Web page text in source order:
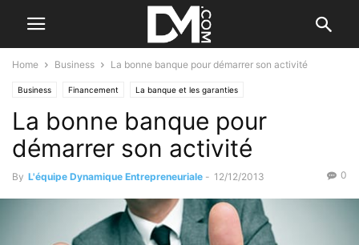
Home Business La bonne banque pour démarrer son activité
Business Financement La banque et les garanties
La bonne banque pour
démarrer son activité
By L'équipe Dynamique Entrepreneuriale - 12/12/2013 0